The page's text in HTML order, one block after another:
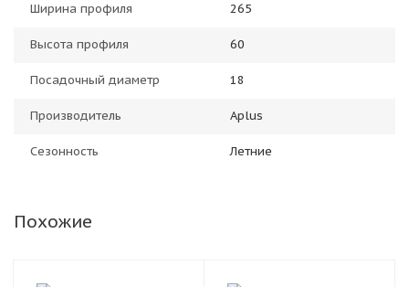
Ширина профиля 265
Высота профиля 60
Посадочный диаметр 18
Производитель Aplus
Сезонность Летние
Похожие